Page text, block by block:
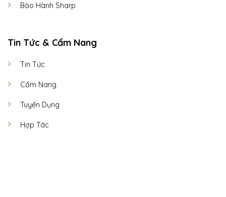
Bảo Hành Sharp
Tin Tức & Cẩm Nang
Tin Tức
Cẩm Nang
Tuyển Dụng
Hợp Tác